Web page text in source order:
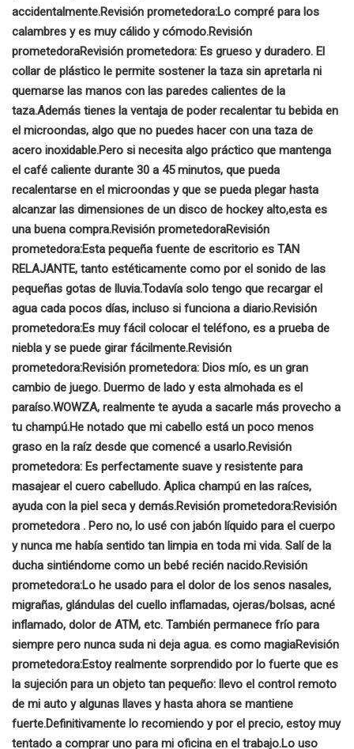
accidentalmente.Revisión prometedora:Lo compré para los
calambres y es muy cálido y cómodo.Revisión
prometedoraRevisión prometedora: Es grueso y duradero. El
collar de plástico le permite sostener la taza sin apretarla ni
quemarse las manos con las paredes calientes de la
taza.Además tienes la ventaja de poder recalentar tu bebida en
el microondas, algo que no puedes hacer con una taza de
acero inoxidable.Pero si necesita algo práctico que mantenga
el café caliente durante 30 a 45 minutos, que pueda
recalentarse en el microondas y que se pueda plegar hasta
alcanzar las dimensiones de un disco de hockey alto,esta es
una buena compra.Revisión prometedoraRevisión
prometedora:Esta pequeña fuente de escritorio es TAN
RELAJANTE, tanto estéticamente como por el sonido de las
pequeñas gotas de lluvia.Todavía solo tengo que recargar el
agua cada pocos días, incluso si funciona a diario.Revisión
prometedora:Es muy fácil colocar el teléfono, es a prueba de
niebla y se puede girar fácilmente.Revisión
prometedora:Revisión prometedora: Dios mío, es un gran
cambio de juego. Duermo de lado y esta almohada es el
paraíso.WOWZA, realmente te ayuda a sacarle más provecho a
tu champú.He notado que mi cabello está un poco menos
graso en la raíz desde que comencé a usarlo.Revisión
prometedora: Es perfectamente suave y resistente para
masajear el cuero cabelludo. Aplica champú en las raíces,
ayuda con la piel seca y demás.Revisión prometedora:Revisión
prometedora . Pero no, lo usé con jabón líquido para el cuerpo
y nunca me había sentido tan limpia en toda mi vida. Salí de la
ducha sintiéndome como un bebé recién nacido.Revisión
prometedora:Lo he usado para el dolor de los senos nasales,
migrañas, glándulas del cuello inflamadas, ojeras/bolsas, acné
inflamado, dolor de ATM, etc. También permanece frío para
siempre pero nunca suda ni deja agua. es como magiaRevisión
prometedora:Estoy realmente sorprendido por lo fuerte que es
la sujeción para un objeto tan pequeño: llevo el control remoto
de mi auto y algunas llaves y hasta ahora se mantiene
fuerte.Definitivamente lo recomiendo y por el precio, estoy muy
tentado a comprar uno para mi oficina en el trabajo.Lo uso